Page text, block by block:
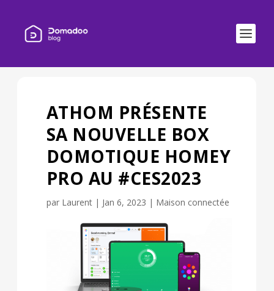
ATHOM PRÉSENTE
SA NOUVELLE BOX
DOMOTIQUE HOMEY
PRO AU #CES2023
par Laurent| Jan 6, 2023 | Maison connectée